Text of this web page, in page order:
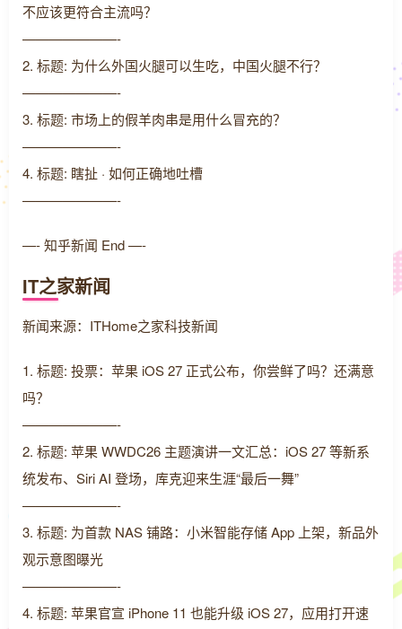
不应该更符合主流吗？
———————-
2. 标题: 为什么外国火腿可以生吃，中国火腿不行？
———————-
3. 标题: 市场上的假羊肉串是用什么冒充的？
———————-
4. 标题: 瞎扯 · 如何正确地吐槽
———————-
—- 知乎新闻 End —-
IT之家新闻
新闻来源：ITHome之家科技新闻
1. 标题: 投票：苹果 iOS 27 正式公布，你尝鲜了吗？还满意
吗？
———————-
2. 标题: 苹果 WWDC26 主题演讲一文汇总：iOS 27 等新系
统发布、Siri AI 登场，库克迎来生涯“最后一舞”
———————-
3. 标题: 为首款 NAS 铺路：小米智能存储 App 上架，新品外
观示意图曝光
———————-
4. 标题: 苹果官宣 iPhone 11 也能升级 iOS 27，应用打开速